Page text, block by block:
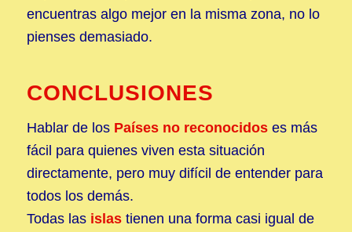
encuentras algo mejor en la misma zona, no lo
pienses demasiado.
CONCLUSIONES
Hablar de los Países no reconocidoses más
fácil para quienes viven esta situación
directamente, pero muy difícil de entender para
todos los demás.
Todas las islastienen una forma casi igual de